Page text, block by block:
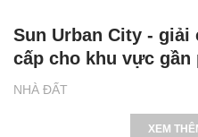
NHÀ ĐẤT
Sun Urban City -
cấp cho khu vực gần
XEM